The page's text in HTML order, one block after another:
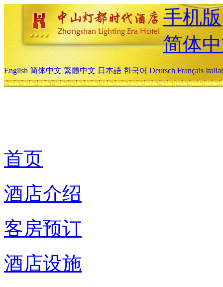
手机版
简体
English 简体中文 繁體中文 日本語 한국어 Deutsch Français
首页
酒店介绍
客房预订
酒店设施